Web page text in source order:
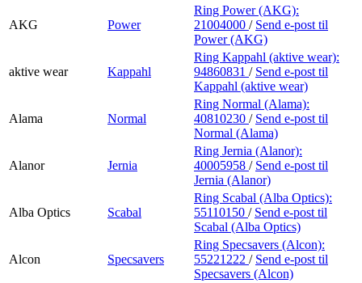
AKG Power
Ring Power (AKG):
21004000 / Send e-post til
Power (AKG)
aktive wear Kappahl
Ring Kappahl (aktive wear):
94860831 / Send e-post til
Kappahl (aktive wear)
Alama Normal
Ring Normal (Alama):
40810230 / Send e-post til
Normal (Alama)
Alanor Jernia
Ring Jernia (Alanor):
40005958 / Send e-post til
Jernia (Alanor)
Alba Optics Scabal
Ring Scabal (Alba Optics):
55110150 / Send e-post til
Scabal (Alba Optics)
Alcon Specsavers
Ring Specsavers (Alcon):
55221222 / Send e-post til
Specsavers (Alcon)